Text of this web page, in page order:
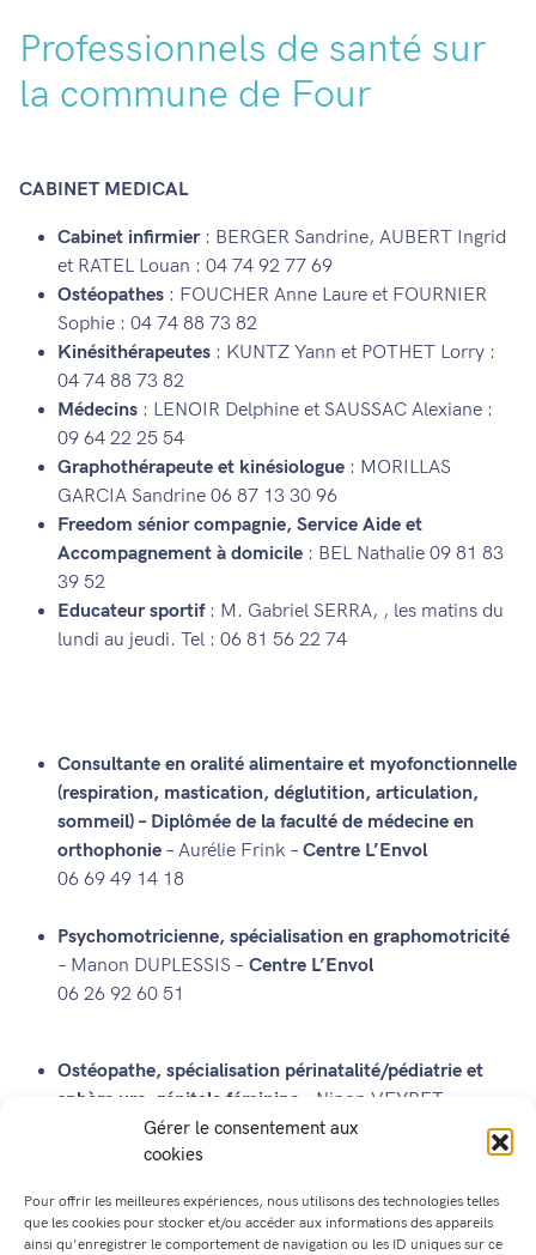
Gérer le consentement aux
cookies
Pour offrir les meilleures expériences, nous utilisons des technologies telles
que les cookies pour stocker et/ou accéder aux informations des appareils
ainsi qu'enregistrer le comportement de navigation ou les ID uniques sur ce
Professionnels de santé sur
la commune de Four
CABINET MEDICAL
Cabinet infirmier: BERGER Sandrine, AUBERT Ingrid
et RATEL Louan : 04 74 92 77 69
Ostéopathes : FOUCHER Anne Laure et FOURNIER
Sophie : 04 74 88 73 82
Kinésithérapeutes : KUNTZ Yann et POTHET Lorry :
04 74 88 73 82
Médecins : LENOIR Delphine et SAUSSAC Alexiane :
09 64 22 25 54
Graphothérapeute et kinésiologue : MORILLAS
GARCIA Sandrine 06 87 13 30 96
Freedom sénior compagnie, Service Aide et
Accompagnement à domicile : BEL Nathalie 09 81 83
39 52
Educateur sportif : M. Gabriel SERRA, , les matins du
lundi au jeudi. Tel : 06 81 56 22 74
Consultante en oralité alimentaire et myofonctionnelle
(respiration, mastication, déglutition, articulation,
sommeil) – Diplômée de la faculté de médecine en
orthophonie – Aurélie Frink – Centre L’Envol
06 69 49 14 18
Psychomotricienne, spécialisation en graphomotricité
– Manon DUPLESSIS – Centre L’Envol
06 26 92 60 51
Ostéopathe, spécialisation périnatalité/pédiatrie et
sphère uro-génitale féminine – Ninon VEYRET –
Centre L’Envol
06 13 19 65 33
Psychologue Clinicienne, spécialisée dans le
développement de l’enfant, l’éducation et la santéet